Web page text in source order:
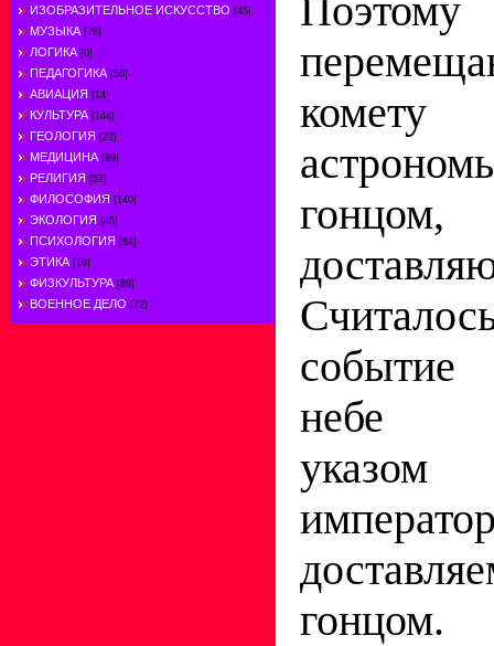
ИЗОБРАЗИТЕЛЬНОЕ ИСКУССТВО [45]
МУЗЫКА [76]
ЛОГИКА [0]
ПЕДАГОГИКА [56]
АВИАЦИЯ [14]
КУЛЬТУРА [144]
ГЕОЛОГИЯ [22]
МЕДИЦИНА [99]
РЕЛИГИЯ [52]
ФИЛОСОФИЯ [140]
ЭКОЛОГИЯ [45]
ПСИХОЛОГИЯ [84]
ЭТИКА [19]
ФИЗКУЛЬТУРА [89]
ВОЕННОЕ ДЕЛО [72]
небе
гонцом.